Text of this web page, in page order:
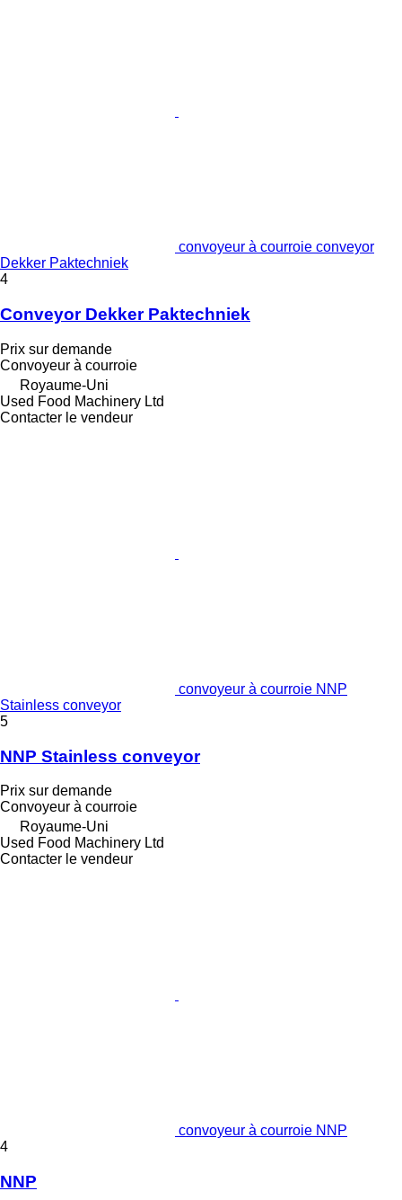
convoyeur à courroie conveyor
Dekker Paktechniek
4
Conveyor Dekker Paktechniek
Prix sur demande
Convoyeur à courroie
Royaume-Uni
Used Food Machinery Ltd
Contacter le vendeur
convoyeur à courroie NNP
Stainless conveyor
5
NNP Stainless conveyor
Prix sur demande
Convoyeur à courroie
Royaume-Uni
Used Food Machinery Ltd
Contacter le vendeur
convoyeur à courroie NNP
4
NNP